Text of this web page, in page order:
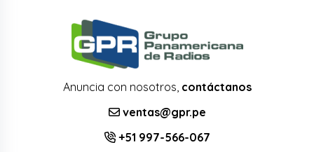
Anuncia con nosotros, contáctanos
ventas@gpr.pe
+51 997-566-067